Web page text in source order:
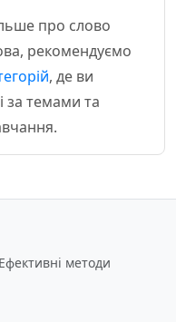
про слово
рекомендуємо
, де ви
за темами та
методи